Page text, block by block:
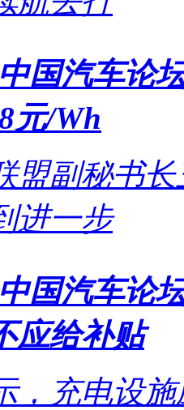
国汽车论
元/Wh
盟副秘书
进一步
国汽车论
应给补贴
，充电设